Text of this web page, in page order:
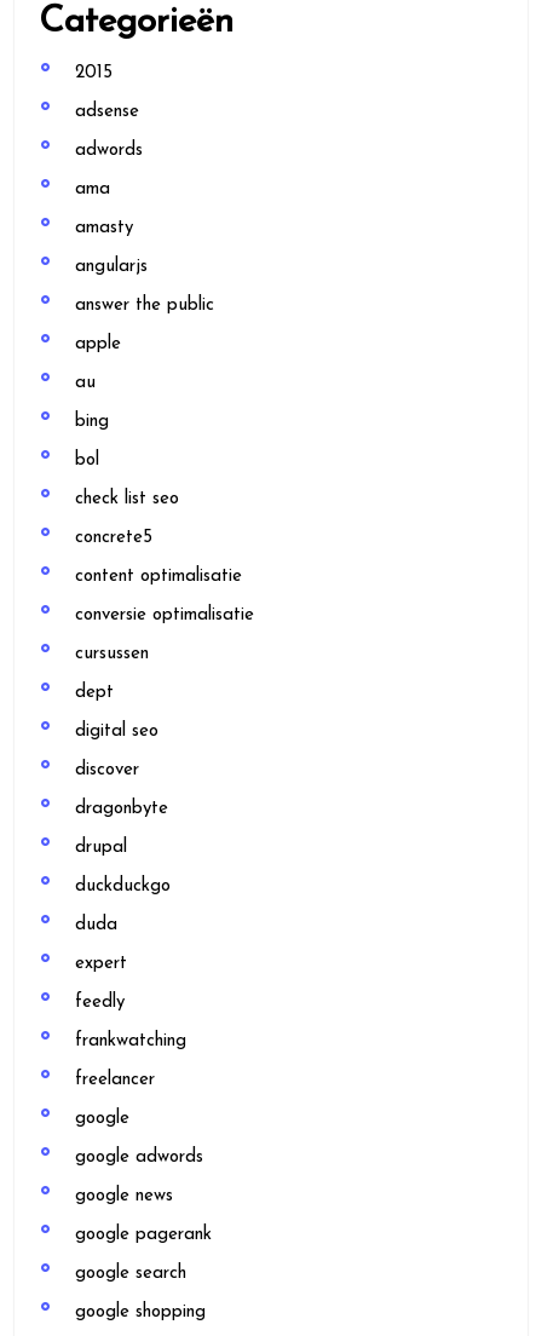
Categorieën
2015
adsense
adwords
ama
amasty
angularjs
answer the public
apple
au
bing
bol
check list seo
concrete5
content optimalisatie
conversie optimalisatie
cursussen
dept
digital seo
discover
dragonbyte
drupal
duckduckgo
duda
expert
feedly
frankwatching
freelancer
google
google adwords
google news
google pagerank
google search
google shopping